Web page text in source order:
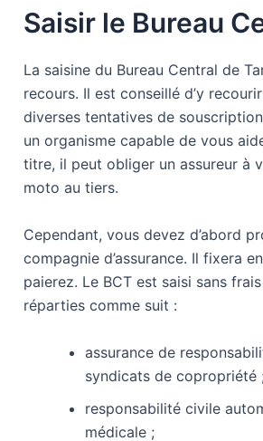
Saisir le Bureau
La saisine du Bureau Central de
recours. Il est conseillé d’y
diverses tentatives de
un organisme capable de vous
titre, il peut obliger un assureur à
moto au tiers.
Cependant, vous devez d’abord
compagnie d’assurance. Il fixera
paierez. Le BCT est saisi sans
réparties comme suit :
assurance de
syndicats de copropriété
responsabilité civile
médicale ;